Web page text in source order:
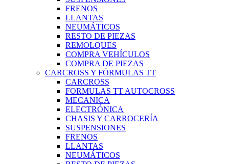
FRENOS
LLANTAS
NEUMÁTICOS
RESTO DE PIEZAS
REMOLQUES
COMPRA VEHÍCULOS
COMPRA DE PIEZAS
CARCROSS Y FÓRMULAS TT
CARCROSS
FORMULAS TT AUTOCROSS
MECANICA
ELECTRÓNICA
CHASIS Y CARROCERÍA
SUSPENSIONES
FRENOS
LLANTAS
NEUMÁTICOS